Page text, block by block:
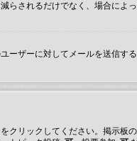
されるだけでなく、場合によ
ザーに対してメールを送信す
リックしてください。掲示